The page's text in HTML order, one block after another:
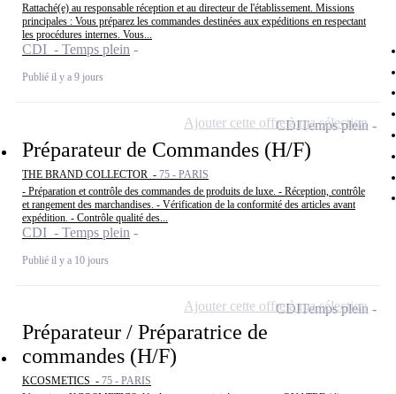
Rattaché(e) au responsable réception et au directeur de l'établissement. Missions
principales : Vous préparez les commandes destinées aux expéditions en respectant
les procédures internes. Vous...
CDI - Temps plein
Publié il y a 9 jours
Préparateur de Commandes (H/F)
THE BRAND COLLECTOR - 75 - PARIS
- Préparation et contrôle des commandes de produits de luxe. - Réception, contrôle
et rangement des marchandises. - Vérification de la conformité des articles avant
expédition. - Contrôle qualité des...
CDI - Temps plein
Publié il y a 10 jours
CDITemps plein
Ajouter cette offre à ma sélection
Préparateur / Préparatrice de
commandes (H/F)
KCOSMETICS - 75 - PARIS
CDITemps plein
Ajouter cette offre à ma sélection